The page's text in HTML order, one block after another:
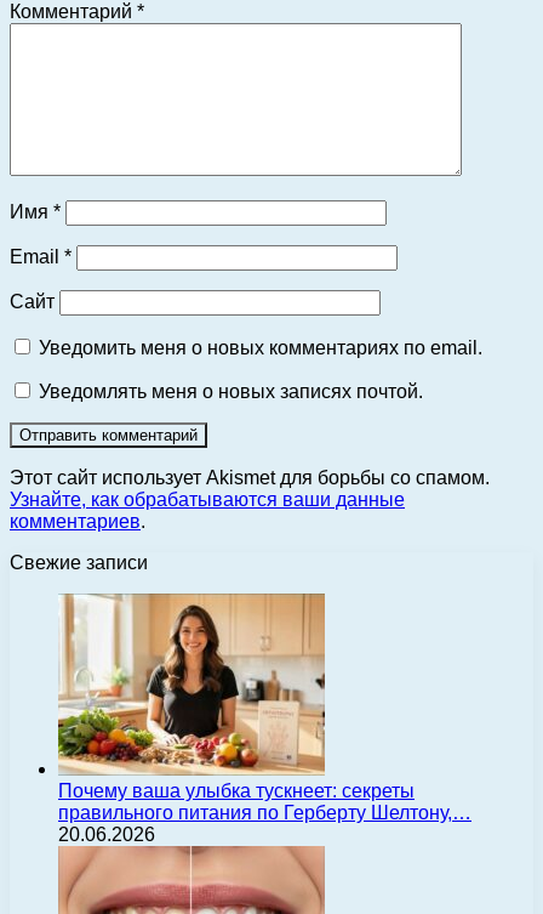
Комментарий *
Имя *
Email *
Сайт
Уведомить меня о новых комментариях по email.
Уведомлять меня о новых записях почтой.
Этот сайт использует Akismet для борьбы со спамом.
Узнайте, как обрабатываются ваши данные
комментариев.
Свежие записи
Почему ваша улыбка тускнеет: секреты
правильного питания по Герберту Шелтону,…
20.06.2026